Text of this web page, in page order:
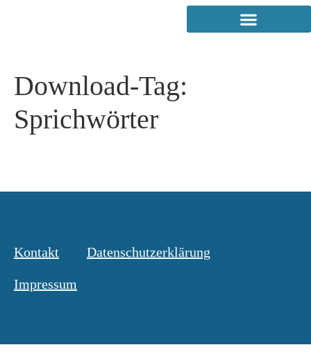
Download-Tag:
Sprichwörter
Kontakt Datenschutzerklärung
Impressum